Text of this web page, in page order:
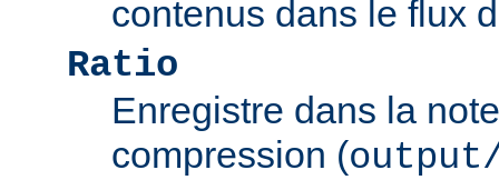
contenus dans le flux
Ratio
Enregistre dans la
compression (